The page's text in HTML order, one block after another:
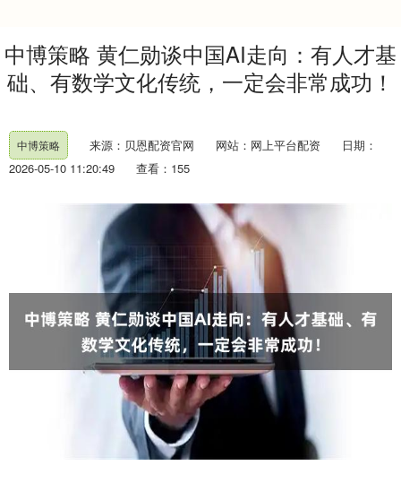
中博策略 黄仁勋谈中国AI走向：有人才基
础、有数学文化传统，一定会非常成功！
中博策略 来源：贝恩配资官网 网站：网上平台配资
日期：
2026-05-10 11:20:49
查看：155